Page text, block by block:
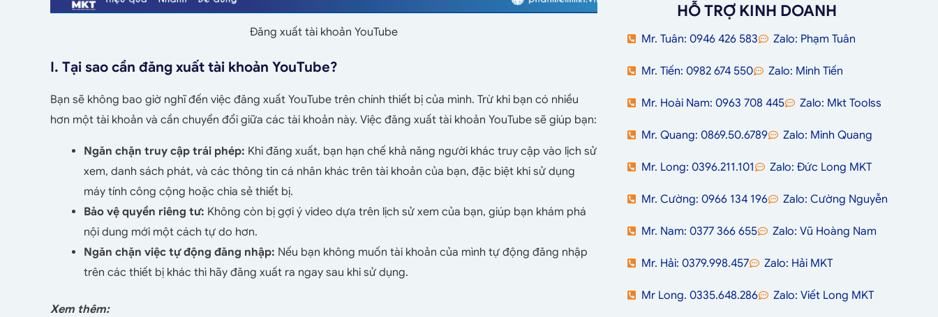
Đăng xuất tài khoản YouTube
I. Tại sao cần đăng xuất tài khoản YouTube?
Bạn sẽ không bao giờ nghĩ đến việc đăng xuất YouTube trên chính thiết bị của mình. Trừ khi bạn có nhiều
hơn một tài khoản và cần chuyển đổi giữa các tài khoản này. Việc đăng xuất tài khoản YouTube sẽ giúp bạn:
Ngăn chặn truy cập trái phép: Khi đăng xuất, bạn hạn chế khả năng người khác truy cập vào lịch sử
xem, danh sách phát, và các thông tin cá nhân khác trên tài khoản của bạn, đặc biệt khi sử dụng
máy tính công cộng hoặc chia sẻ thiết bị.
Bảo vệ quyền riêng tư: Không còn bị gợi ý video dựa trên lịch sử xem của bạn, giúp bạn khám phá
nội dung mới một cách tự do hơn.
Ngăn chặn việc tự động đăng nhập: Nếu bạn không muốn tài khoản của mình tự động đăng nhập
trên các thiết bị khác thì hãy đăng xuất ra ngay sau khi sử dụng.
Xem thêm:
HỖ TRỢ KINH DOANH
Mr. Tuân: 0946 426 583 Zalo: Phạm Tuân
Mr. Tiến: 0982 674 550 Zalo: Minh Tiến
Mr. Hoài Nam: 0963 708 445 Zalo: Mkt Toolss
Mr. Quang: 0869.50.6789 Zalo: Minh Quang
Mr. Long: 0396.211.101 Zalo: Đức Long MKT
Mr. Cường: 0966 134 196 Zalo: Cường Nguyễn
Mr. Nam: 0377 366 655 Zalo: Vũ Hoàng Nam
Mr. Hải: 0379.998.457 Zalo: Hải MKT
Mr Long. 0335.648.286 Zalo: Viết Long MKT